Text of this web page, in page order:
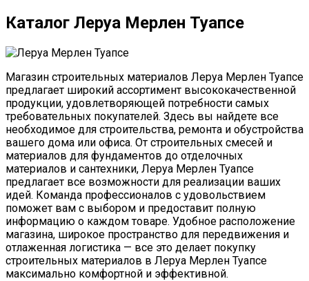
Каталог Леруа Мерлен Туапсе
Магазин строительных материалов Леруа Мерлен Туапсе
предлагает широкий ассортимент высококачественной
продукции, удовлетворяющей потребности самых
требовательных покупателей. Здесь вы найдете все
необходимое для строительства, ремонта и обустройства
вашего дома или офиса. От строительных смесей и
материалов для фундаментов до отделочных
материалов и сантехники, Леруа Мерлен Туапсе
предлагает все возможности для реализации ваших
идей. Команда профессионалов с удовольствием
поможет вам с выбором и предоставит полную
информацию о каждом товаре. Удобное расположение
магазина, широкое пространство для передвижения и
отлаженная логистика — все это делает покупку
строительных материалов в Леруа Мерлен Туапсе
максимально комфортной и эффективной.